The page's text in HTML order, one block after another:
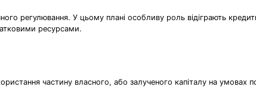
регулювання. У цьому плані особливу роль відіграють
ресурсами.
частину власного, або залученого капіталу на умовах